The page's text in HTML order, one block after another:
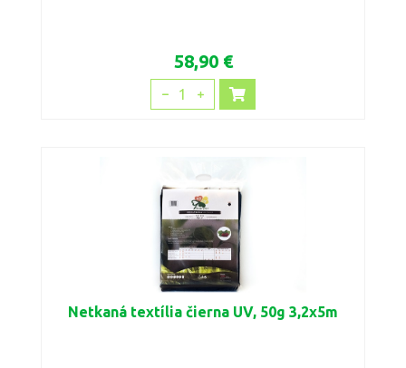
58,90 €
1
Netkaná textília čierna UV, 50g 3,2x5m